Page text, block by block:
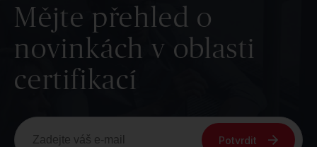
Mějte přehled o
novinkách v oblasti
certifikací
Potvrdit